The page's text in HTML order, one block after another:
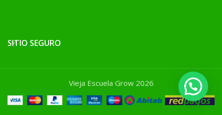
SITIO SEGURO
Vieja Escuela Grow 2026